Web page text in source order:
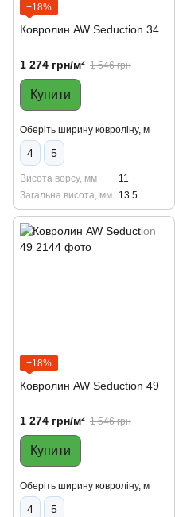
−18%
Ковролин AW Seduction 34
1 274 грн/м² 1 546 грн
Купити
Оберіть ширину ковроліну, м
4 5
Висота ворсу, мм
11
Загальна висота, мм
13.5
−18%
Ковролин AW Seduction 49
1 274 грн/м² 1 546 грн
Купити
Оберіть ширину ковроліну, м
4 5